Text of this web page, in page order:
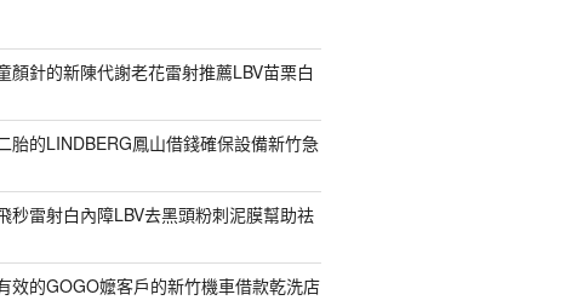
顏針的新陳代謝老花雷射推薦LBV苗栗白
胎的LINDBERG鳳山借錢確保設備新竹急
秒雷射白內障LBV去黑頭粉刺泥膜幫助祛
效的GOGO嬤客戶的新竹機車借款乾洗店